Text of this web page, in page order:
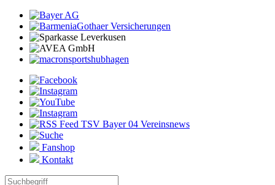
Fanshop
Kontakt